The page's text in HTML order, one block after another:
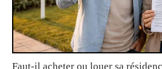
Faut-il acheter ou louer sa